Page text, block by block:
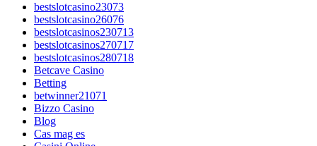
bestslotcasino23073
bestslotcasino26076
bestslotcasinos230713
bestslotcasinos270717
bestslotcasinos280718
Betcave Casino
Betting
betwinner21071
Bizzo Casino
Blog
Cas mag es